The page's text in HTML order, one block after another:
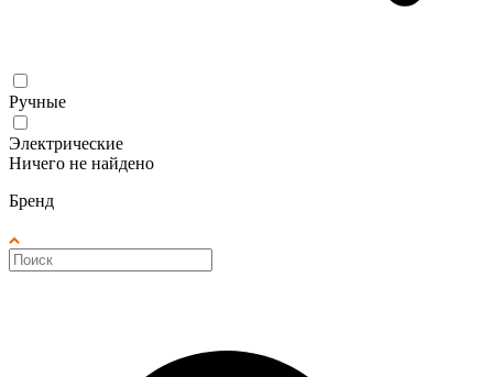
Ручные
Электрические
Ничего не найдено
Бренд